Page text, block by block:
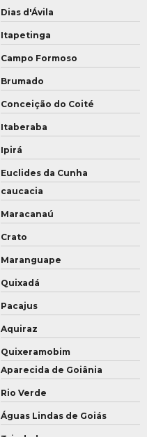
Dias d'Ávila
Itapetinga
Campo Formoso
Brumado
Conceição do Coité
Itaberaba
Ipirá
Euclides da Cunha
caucacia
Maracanaú
Crato
Maranguape
Quixadá
Pacajus
Aquiraz
Quixeramobim
Aparecida de Goiânia
Rio Verde
Águas Lindas de Goiás